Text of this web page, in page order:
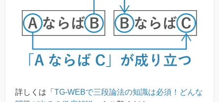
詳しくは「 TG-WEBで三段論法の知識は必須！どんな